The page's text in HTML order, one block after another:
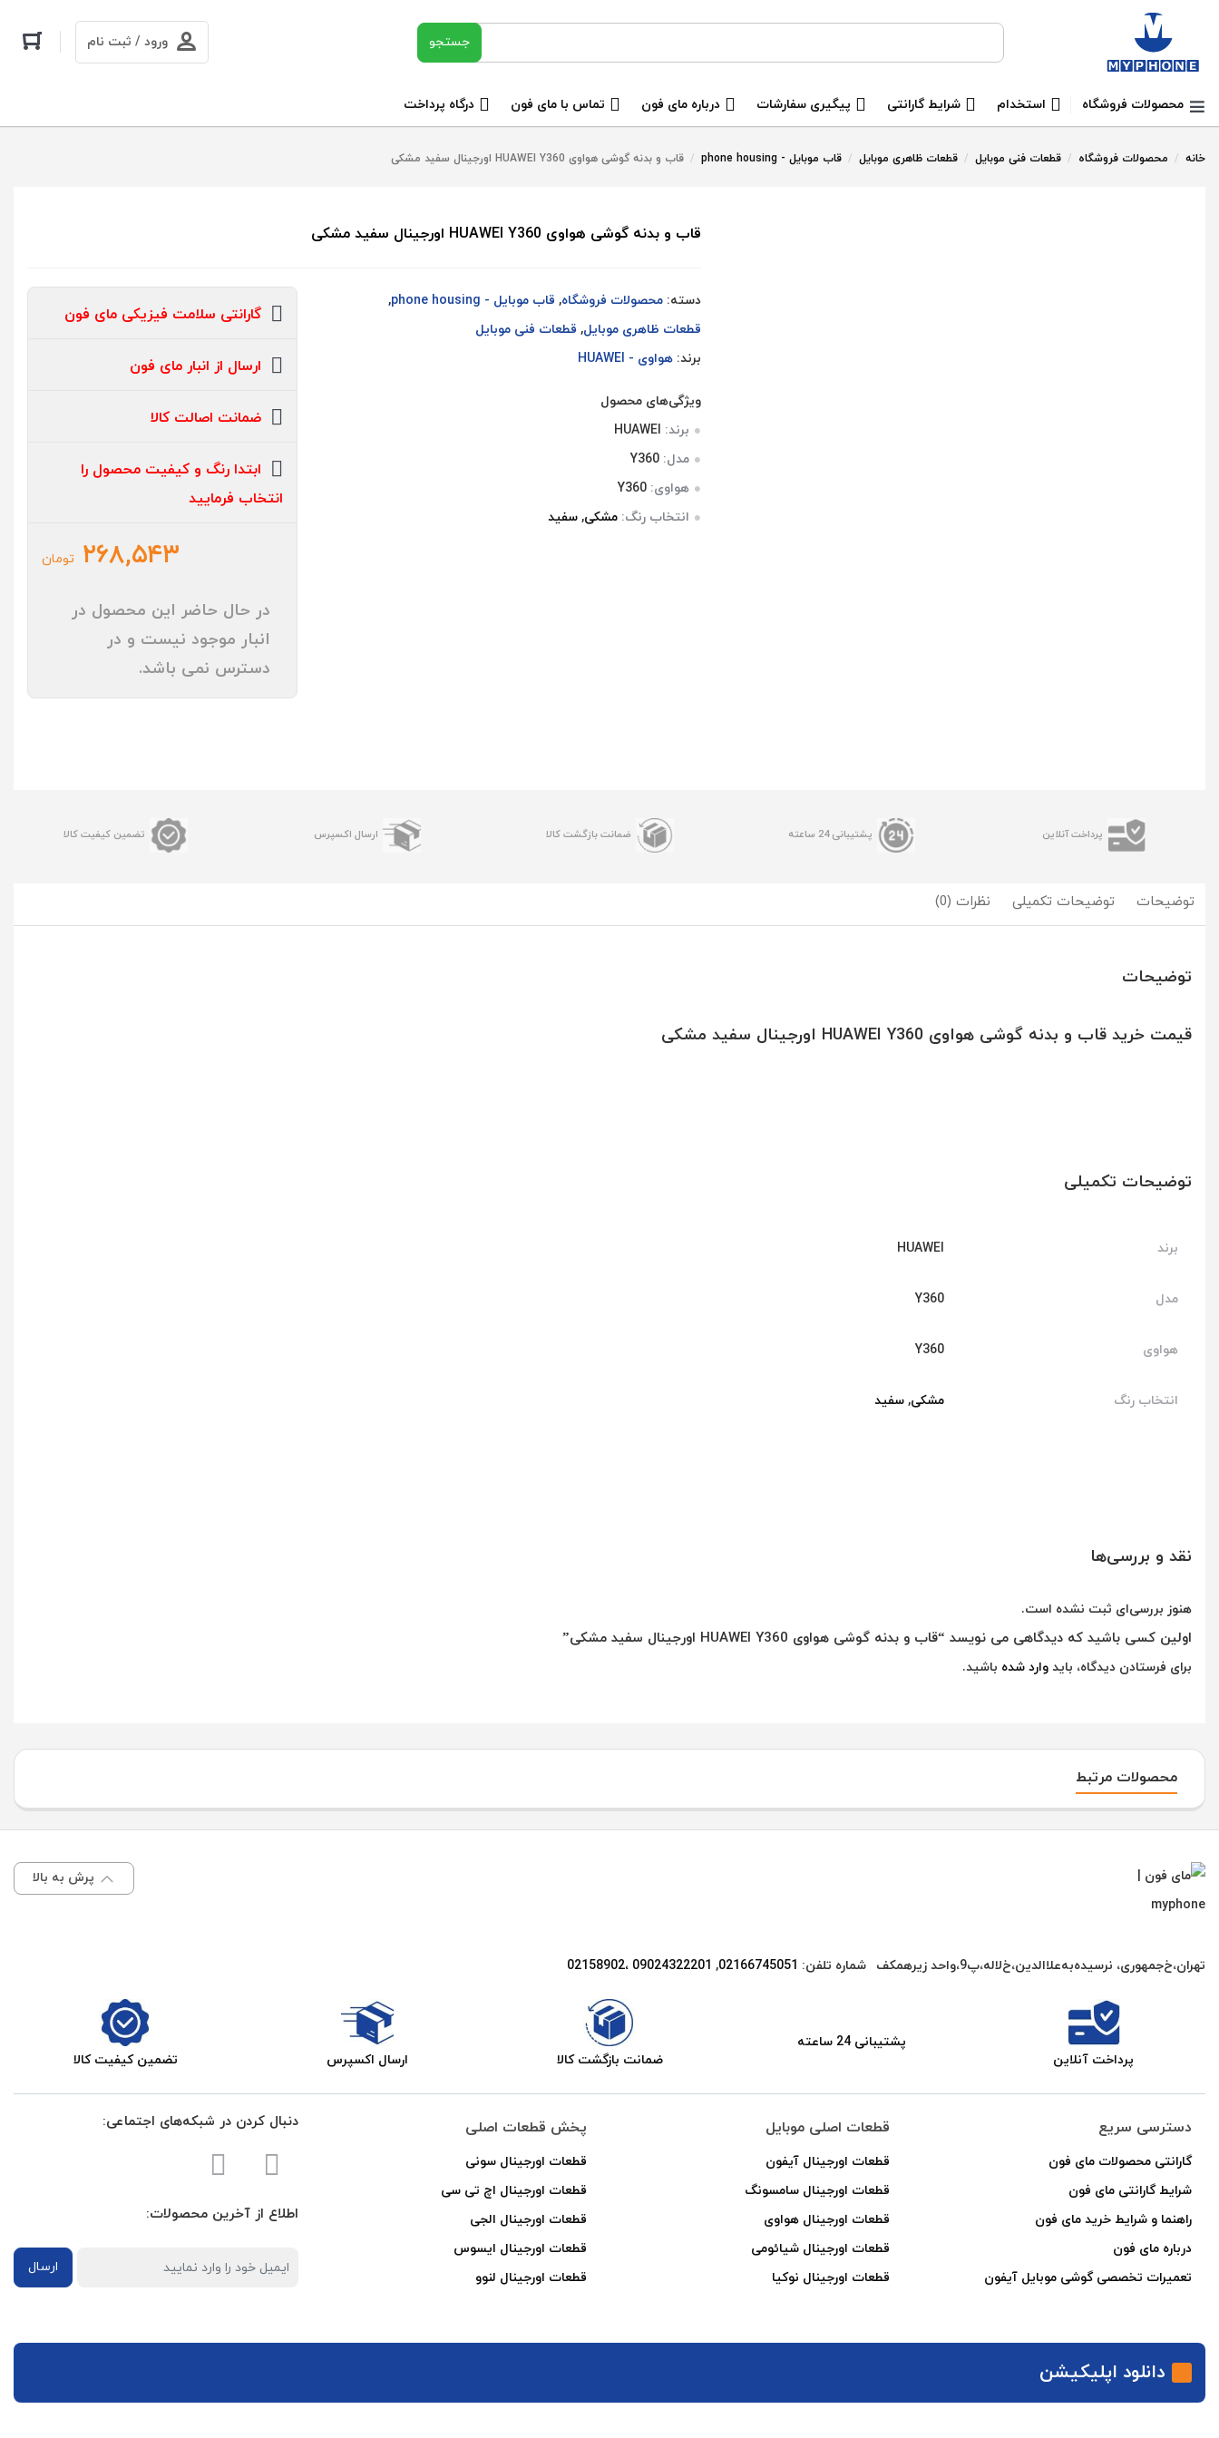
ورود / ثبت نام
محصولات فروشگاه استخدام شرایط گارانتی پیگیری سفارشات درباره مای فون تماس با مای فون درگاه پرداخت
خانه / محصولات فروشگاه / قطعات فنی موبایل / قطعات ظاهری موبایل / قاب موبایل - phone housing / قاب و بدنه گوشی هواوی HUAWEI Y360 اورجینال سفید مشکی
قاب و بدنه گوشی هواوی HUAWEI Y360 اورجینال سفید مشکی
دسته:محصولات فروشگاه, قاب موبایل - phone housing
,
قطعات ظاهری موبایل, قطعات فنی موبایل
برند:هواوی - HUAWEI
ویژگی‌های محصول
برند: HUAWEI
مدل:Y360
هواوی:Y360
انتخاب رنگ:مشکی,سفید
گارانتی سلامت فیزیکی مای فون
ارسال از انبار مای فون
ضمانت اصالت کالا
ابتدا رنگ و کیفیت محصول را
انتخاب فرمایید
۲۶۸,۵۴۳ تومان
در حال حاضر این محصول در
انبار موجود نیست و در
دسترس نمی باشد.
پرداخت آنلاین پشتیبانی 24 ساعته ضمانت بازگشت کالا ارسال اکسپرس تضمین کیفیت کالا
توضیحات توضیحات تکمیلی نظرات (0)
توضیحات
قیمت خرید قاب و بدنه گوشی هواوی HUAWEI Y360 اورجینال سفید مشکی
توضیحات تکمیلی
برند HUAWEI
مدل Y360
هواوی Y360
انتخاب رنگ مشکی, سفید
نقد و بررسی‌ها
هنوز بررسی‌ای ثبت نشده است.
اولین کسی باشید که دیدگاهی می نویسد “قاب و بدنه گوشی هواوی HUAWEI Y360 اورجینال سفید مشکی”
برای فرستادن دیدگاه، باید وارد شده باشید.
محصولات مرتبط
پرش به بالا
تهران،خ‌جمهوری، نرسیده‌به‌علاالدین،‌خ‌لاله،‌پ9،واحد زیرهمکف شماره تلفن: 02166745051‌
, 09024322201 ،02158902
پرداخت آنلاین
پشتیبانی 24 ساعته
ضمانت بازگشت کالا
ارسال اکسپرس تضمین کیفیت کالا
دسترسی سریع
گارانتی محصولات مای فون
شرایط گارانتی مای فون
راهنما و شرایط خرید مای فون
درباره مای فون
تعمیرات تخصصی گوشی موبایل آیفون
قطعات اصلی موبایل
قطعات اورجینال آیفون
قطعات اورجینال سامسونگ
قطعات اورجینال هواوی
قطعات اورجینال شیائومی
قطعات اورجینال نوکیا
پخش قطعات اصلی
قطعات اورجینال سونی
قطعات اورجینال اچ تی سی
قطعات اورجینال الجی
قطعات اورجینال ایسوس
قطعات اورجینال لنوو
دنبال کردن در شبکه‌های اجتماعی:
اطلاع از آخرین محصولات:
ارسال
دانلود اپلیکیشن